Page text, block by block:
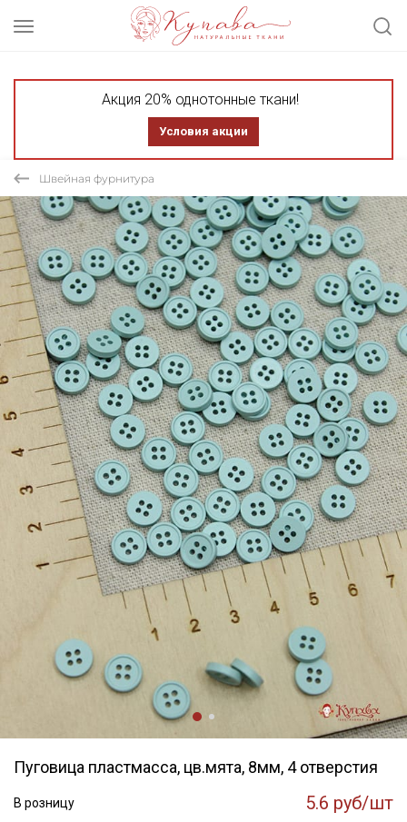
Акция 20% однотонные ткани!
Условия акции
Швейная фурнитура
Пуговица пластмасса, цв.мята, 8мм, 4 отверстия
В розницу 5.6 руб/шт